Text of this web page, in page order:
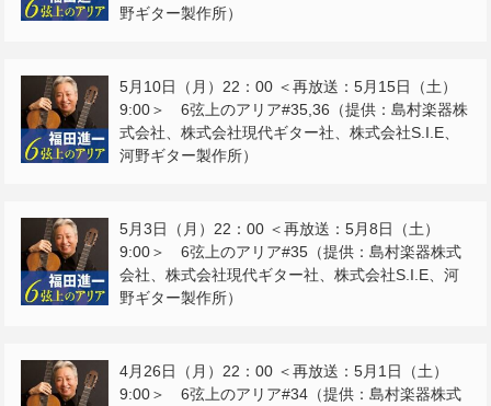
野ギター製作所）
5月10日（月）22：00 ＜再放送：5月15日（土）
9:00＞ 6弦上のアリア#35,36（提供：島村楽器株
式会社、株式会社現代ギター社、株式会社S.I.E、
河野ギター製作所）
5月3日（月）22：00 ＜再放送：5月8日（土）
9:00＞ 6弦上のアリア#35（提供：島村楽器株式
会社、株式会社現代ギター社、株式会社S.I.E、河
野ギター製作所）
4月26日（月）22：00 ＜再放送：5月1日（土）
9:00＞ 6弦上のアリア#34（提供：島村楽器株式